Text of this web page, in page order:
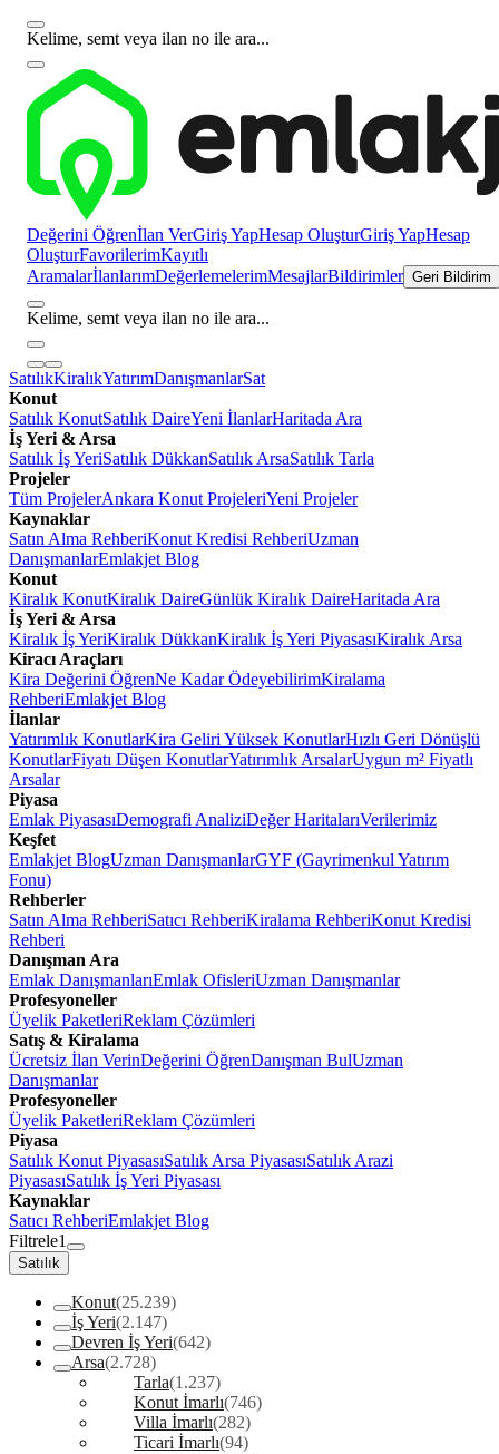
Kelime, semt veya ilan no ile ara...
Değerini Öğrenİlan VerGiriş YapHesap OluşturGiriş YapHesap
OluşturFavorilerimKayıtlı
AramalarİlanlarımDeğerlemelerimMesajlarBildirimler Geri Bildirim
Kelime, semt veya ilan no ile ara...
SatılıkKiralıkYatırımDanışmanlarSat
Konut
Satılık KonutSatılık DaireYeni İlanlarHaritada Ara
İş Yeri & Arsa
Satılık İş YeriSatılık DükkanSatılık ArsaSatılık Tarla
Projeler
Tüm ProjelerAnkara Konut ProjeleriYeni Projeler
Kaynaklar
Satın Alma RehberiKonut Kredisi RehberiUzman
DanışmanlarEmlakjet Blog
Konut
Kiralık KonutKiralık DaireGünlük Kiralık DaireHaritada Ara
İş Yeri & Arsa
Kiralık İş YeriKiralık DükkanKiralık İş Yeri PiyasasıKiralık Arsa
Kiracı Araçları
Kira Değerini ÖğrenNe Kadar ÖdeyebilirimKiralama
RehberiEmlakjet Blog
İlanlar
Yatırımlık KonutlarKira Geliri Yüksek KonutlarHızlı Geri Dönüşlü
KonutlarFiyatı Düşen KonutlarYatırımlık ArsalarUygun m² Fiyatlı
Arsalar
Piyasa
Emlak PiyasasıDemografi AnaliziDeğer HaritalarıVerilerimiz
Keşfet
Emlakjet BlogUzman DanışmanlarGYF (Gayrimenkul Yatırım
Fonu)
Rehberler
Satın Alma RehberiSatıcı RehberiKiralama RehberiKonut Kredisi
Rehberi
Danışman Ara
Emlak DanışmanlarıEmlak OfisleriUzman Danışmanlar
Profesyoneller
Üyelik PaketleriReklam Çözümleri
Satış & Kiralama
Ücretsiz İlan VerinDeğerini ÖğrenDanışman BulUzman
Danışmanlar
Profesyoneller
Üyelik PaketleriReklam Çözümleri
Piyasa
Satılık Konut PiyasasıSatılık Arsa PiyasasıSatılık Arazi
PiyasasıSatılık İş Yeri Piyasası
Kaynaklar
Satıcı RehberiEmlakjet Blog
Filtrele1
Satılık
Konut(25.239)
İş Yeri(2.147)
Devren İş Yeri(642)
Arsa(2.728)
Tarla(1.237)
Konut İmarlı(746)
Villa İmarlı(282)
Ticari İmarlı(94)